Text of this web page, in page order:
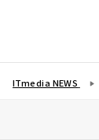
ITmedia NEWS